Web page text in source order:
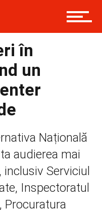
în
un
Națională
audierea mai
Serviciul
Inspectoratul
Procuratura